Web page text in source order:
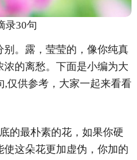
录30句
。露，莹莹的，像你纯真
的离愁。下面是小编为大
,仅供参考，大家一起来看看
的最朴素的花，如果你硬
这朵花更加虚伪，你加的